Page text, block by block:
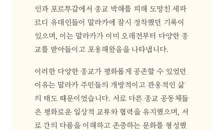
인과 포르투갈에서 종교 박해를 피해 도망친 세파
르디 유대인들이 말라카에 잠시 정착했던 기록이
있으며, 이는 말라카가 이미 오래전부터 다양한 종
교를 받아들이고 포용해왔음을 나타냅니다.
이러한 다양한 종교가 평화롭게 공존할 수 있었던
이유는 말라카 주민들의 개방적이고 관용적인 삶
의 태도 때문이었습니다. 서로 다른 종교 공동체들
은 평화로운 일상적 교류와 협력을 유지했으며, 서
로 간의 다름을 이해하고 존중하는 문화를 형성했